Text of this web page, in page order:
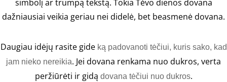
simbolį ar trumpą tekstą. Tokia Tėvo dienos dovana
dažniausiai veikia geriau nei didelė, bet beasmenė dovana.
Daugiau idėjų rasite gide ką padovanoti tėčiui, kuris sako, kad
jam nieko nereikia. Jei dovana renkama nuo dukros, verta
peržiūrėti ir gidą dovana tėčiui nuo dukros.